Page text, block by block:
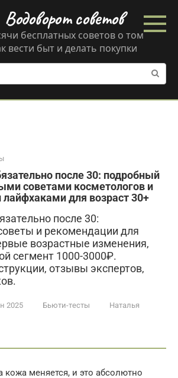
Водоворот советов
бесплатных советов о том
вести быт и делать покупки
после 30: подробный
советами косметологов и
для возраст 30+
после 30:
и рекомендации для
возрастные изменения,
сегмент 1000-3000₽.
отзывы экспертов,
2025 Бьюти-тесты
Наталья
меняется, и это абсолютно